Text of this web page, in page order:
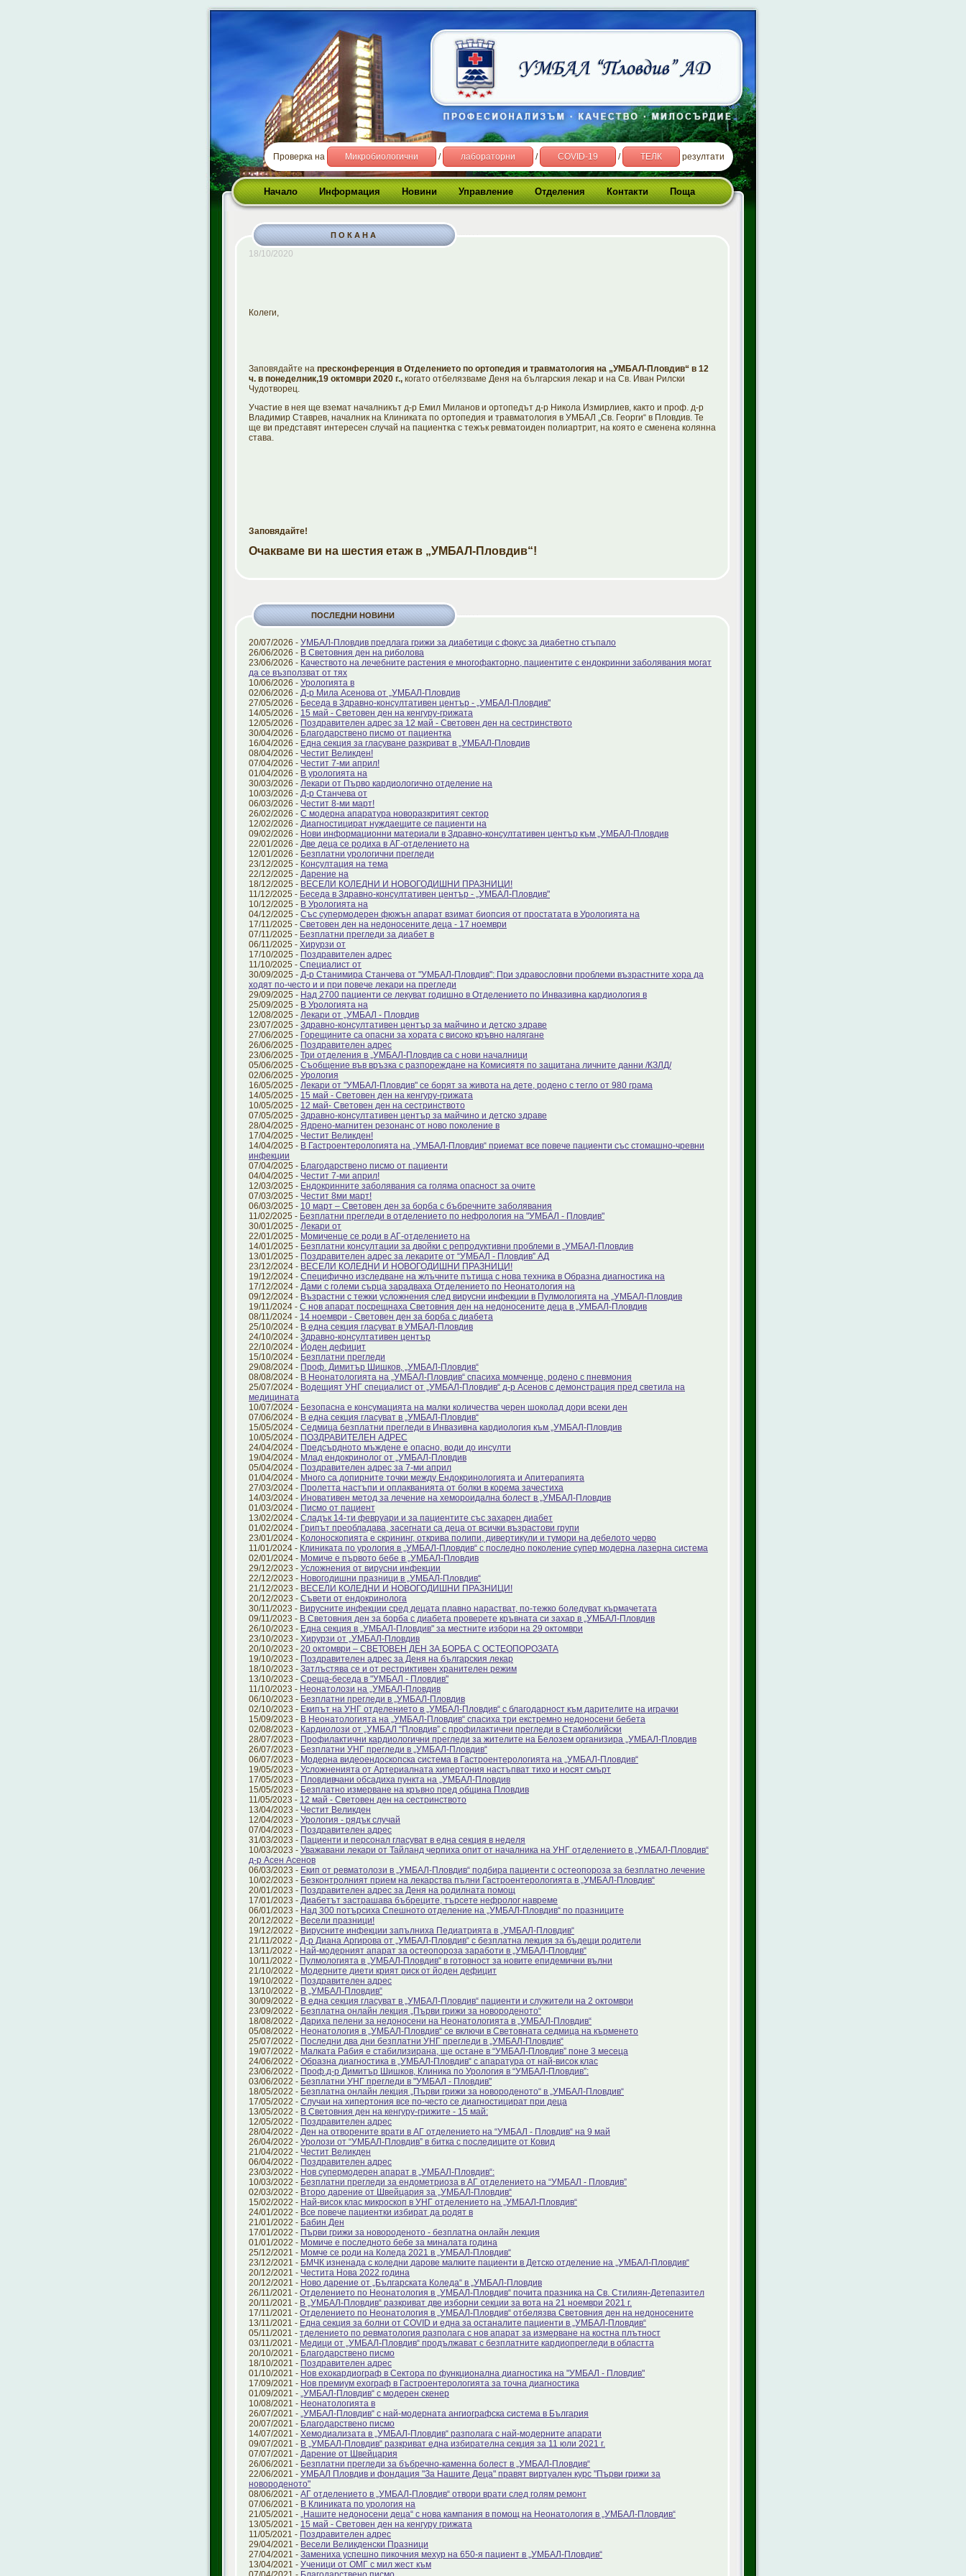
Проверка на Микробиологични / лабораторни / COVID-19 / ТЕЛК резултати
Начало Информация Новини Управление Отделения Контакти Поща
П О К А Н А
18/10/2020
Колеги,
Заповядайте на пресконференция в Отделението по ортопедия и травматология на „УМБАЛ-Пловдив“ в 12
ч. в понеделник,19 октомври 2020 г., когато отбелязваме Деня на българския лекар и на Св. Иван Рилски
Чудотворец.
Участие в нея ще вземат началникът д-р Емил Миланов и ортопедът д-р Никола Измирлиев, както и проф. д-р
Владимир Ставрев, началник на Клиниката по ортопедия и травматология в УМБАЛ „Св. Георги“ в Пловдив. Те
ще ви представят интересен случай на пациентка с тежък ревматоиден полиартрит, на която е сменена колянна
става.
Заповядайте!
Очакваме ви на шестия етаж в „УМБАЛ-Пловдив“!
ПОСЛЕДНИ НОВИНИ
20/07/2026 - УМБАЛ-Пловдив предлага грижи за диабетици с фокус за диабетно стъпало
26/06/2026 - В Световния ден на риболова
23/06/2026 - Качеството на лечебните растения е многофакторно, пациентите с ендокринни заболявания могат
да се възползват от тях
10/06/2026 - Урологията в
02/06/2026 - Д-р Мила Асенова от „УМБАЛ-Пловдив
27/05/2026 - Беседа в Здравно-консултативен център - „УМБАЛ-Пловдив"
14/05/2026 - 15 май - Световен ден на кенгуру-грижата
12/05/2026 - Поздравителен адрес за 12 май - Световен ден на сестринството
30/04/2026 - Благодарствено писмо от пациентка
16/04/2026 - Една секция за гласуване разкриват в „УМБАЛ-Пловдив
08/04/2026 - Честит Великден!
07/04/2026 - Честит 7-ми април!
01/04/2026 - В урологията на
30/03/2026 - Лекари от Първо кардиологично отделение на
10/03/2026 - Д-р Станчева от
06/03/2026 - Честит 8-ми март!
26/02/2026 - С модерна апаратура новоразкритият сектор
12/02/2026 - Диагностицират нуждаещите се пациенти на
09/02/2026 - Нови информационни материали в Здравно-консултативен център към „УМБАЛ-Пловдив
22/01/2026 - Две деца се родиха в АГ-отделението на
12/01/2026 - Безплатни урологични прегледи
23/12/2025 - Консултация на тема
22/12/2025 - Дарение на
18/12/2025 - ВЕСЕЛИ КОЛЕДНИ И НОВОГОДИШНИ ПРАЗНИЦИ!
11/12/2025 - Беседа в Здравно-консултативен център - „УМБАЛ-Пловдив"
10/12/2025 - В Урологията на
04/12/2025 - Със супермодерен фюжън апарат взимат биопсия от простатата в Урологията на
17/11/2025 - Световен ден на недоносените деца - 17 ноември
07/11/2025 - Безплатни прегледи за диабет в
06/11/2025 - Хирурзи от
17/10/2025 - Поздравителен адрес
11/10/2025 - Специалист от
30/09/2025 - Д-р Станимира Станчева от "УМБАЛ-Пловдив": При здравословни проблеми възрастните хора да
ходят по-често и и при повече лекари на прегледи
29/09/2025 - Над 2700 пациенти се лекуват годишно в Отделението по Инвазивна кардиология в
25/09/2025 - В Урологията на
12/08/2025 - Лекари от „УМБАЛ - Пловдив
23/07/2025 - Здравно-консултативен център за майчино и детско здраве
27/06/2025 - Горещините са опасни за хората с високо кръвно налягане
26/06/2025 - Поздравителен адрес
23/06/2025 - Три отделения в „УМБАЛ-Пловдив са с нови началници
05/06/2025 - Съобщение във връзка с разпореждане на Комисиятя по защитана личните данни /КЗЛД/
02/06/2025 - Урология
16/05/2025 - Лекари от "УМБАЛ-Пловдив" се борят за живота на дете, родено с тегло от 980 грама
14/05/2025 - 15 май - Световен ден на кенгуру-грижата
10/05/2025 - 12 май- Световен ден на сестринството
07/05/2025 - Здравно-консултативен център за майчино и детско здраве
28/04/2025 - Ядрено-магнитен резонанс от ново поколение в
17/04/2025 - Честит Великден!
14/04/2025 - В Гастроентерологията на „УМБАЛ-Пловдив“ приемат все повече пациенти със стомашно-чревни
инфекции
07/04/2025 - Благодарствено писмо от пациенти
04/04/2025 - Честит 7-ми април!
12/03/2025 - Ендокринните заболявания са голяма опасност за очите
07/03/2025 - Честит 8ми март!
06/03/2025 - 10 март – Световен ден за борба с бъбречните заболявания
11/02/2025 - Безплатни прегледи в отделението по нефрология на "УМБАЛ - Пловдив"
30/01/2025 - Лекари от
22/01/2025 - Момиченце се роди в АГ-отделението на
14/01/2025 - Безплатни консултации за двойки с репродуктивни проблеми в „УМБАЛ-Пловдив
13/01/2025 - Поздравителен адрес за лекарите от “УМБАЛ - Пловдив” АД
23/12/2024 - ВЕСЕЛИ КОЛЕДНИ И НОВОГОДИШНИ ПРАЗНИЦИ!
19/12/2024 - Специфично изследване на жлъчните пътища с нова техника в Образна диагностика на
17/12/2024 - Дами с големи сърца зарадваха Отделението по Неонатология на
09/12/2024 - Възрастни с тежки усложнения след вирусни инфекции в Пулмологията на „УМБАЛ-Пловдив
19/11/2024 - С нов апарат посрещнаха Световния ден на недоносените деца в „УМБАЛ-Пловдив
08/11/2024 - 14 ноември - Световен ден за борба с диабета
25/10/2024 - В една секция гласуват в УМБАЛ-Пловдив
24/10/2024 - Здравно-консултативен център
22/10/2024 - Йоден дефицит
15/10/2024 - Безплатни прегледи
29/08/2024 - Проф. Димитър Шишков, „УМБАЛ-Пловдив“
08/08/2024 - В Неонатологията на „УМБАЛ-Пловдив“ спасиха момченце, родено с пневмония
25/07/2024 - Водещият УНГ специалист от „УМБАЛ-Пловдив“ д-р Асенов с демонстрация пред светила на
медицината
10/07/2024 - Безопасна е консумацията на малки количества черен шоколад дори всеки ден
07/06/2024 - В една секция гласуват в „УМБАЛ-Пловдив“
15/05/2024 - Седмица безплатни прегледи в Инвазивна кардиология към „УМБАЛ-Пловдив
10/05/2024 - ПОЗДРАВИТЕЛЕН АДРЕС
24/04/2024 - Предсърдното мъждене е опасно, води до инсулти
19/04/2024 - Млад ендокринолог от „УМБАЛ-Пловдив
05/04/2024 - Поздравителен адрес за 7-ми април
01/04/2024 - Много са допирните точки между Ендокринологията и Апитерапията
27/03/2024 - Пролетта настъпи и оплакванията от болки в корема зачестиха
14/03/2024 - Иновативен метод за лечение на хемороидална болест в „УМБАЛ-Пловдив
01/03/2024 - Писмо от пациент
13/02/2024 - Сладък 14-ти февруари и за пациентите със захарен диабет
01/02/2024 - Грипът преобладава, засегнати са деца от всички възрастови групи
23/01/2024 - Колоноскопията е скрининг, открива полипи, дивертикули и тумори на дебелото черво
11/01/2024 - Клиниката по урология в „УМБАЛ-Пловдив“ с последно поколение супер модерна лазерна система
02/01/2024 - Момиче е първото бебе в „УМБАЛ-Пловдив
29/12/2023 - Усложнения от вирусни инфекции
22/12/2023 - Новогодишни празници в „УМБАЛ-Пловдив“
21/12/2023 - ВЕСЕЛИ КОЛЕДНИ И НОВОГОДИШНИ ПРАЗНИЦИ!
20/12/2023 - Съвети от ендокринолога
30/11/2023 - Вирусните инфекции сред децата плавно нарастват, по-тежко боледуват кърмачетата
09/11/2023 - В Световния ден за борба с диабета проверете кръвната си захар в „УМБАЛ-Пловдив
26/10/2023 - Една секция в „УМБАЛ-Пловдив" за местните избори на 29 октомври
23/10/2023 - Хирурзи от „УМБАЛ-Пловдив
20/10/2023 - 20 октомври – СВЕТОВЕН ДЕН ЗА БОРБА С ОСТЕОПОРОЗАТА
19/10/2023 - Поздравителен адрес за Деня на българския лекар
18/10/2023 - Затлъстява се и от рестриктивен хранителен режим
13/10/2023 - Среща-беседа в "УМБАЛ - Пловдив"
11/10/2023 - Неонатолози на „УМБАЛ-Пловдив
06/10/2023 - Безплатни прегледи в „УМБАЛ-Пловдив
02/10/2023 - Екипът на УНГ отделението в „УМБАЛ-Пловдив“ с благодарност към дарителите на играчки
15/09/2023 - В Неонатологията на „УМБАЛ-Пловдив“ спасиха три екстремно недоносени бебета
02/08/2023 - Кардиолози от „УМБАЛ “Пловдив” с профилактични прегледи в Стамболийски
28/07/2023 - Профилактични кардиологични прегледи за жителите на Белозем организира „УМБАЛ-Пловдив
26/07/2023 - Безплатни УНГ прегледи в „УМБАЛ-Пловдив“
06/07/2023 - Модерна видеоендоскопска система в Гастроентерологията на „УМБАЛ-Пловдив“
19/05/2023 - Усложненията от Артериалната хипертония настъпват тихо и носят смърт
17/05/2023 - Пловдивчани обсадиха пункта на „УМБАЛ-Пловдив
15/05/2023 - Безплатно измерване на кръвно пред община Пловдив
11/05/2023 - 12 май - Световен ден на сестринството
13/04/2023 - Честит Великден
12/04/2023 - Урология - рядък случай
07/04/2023 - Поздравителен адрес
31/03/2023 - Пациенти и персонал гласуват в една секция в неделя
10/03/2023 - Уважавани лекари от Тайланд черпиха опит от началника на УНГ отделението в „УМБАЛ-Пловдив“
д-р Асен Асенов
06/03/2023 - Екип от ревматолози в „УМБАЛ-Пловдив“ подбира пациенти с остеопороза за безплатно лечение
10/02/2023 - Безконтролният прием на лекарства пълни Гастроентерологията в „УМБАЛ-Пловдив“
20/01/2023 - Поздравителен адрес за Деня на родилната помощ
17/01/2023 - Диабетът застрашава бъбреците, търсете нефролог навреме
06/01/2023 - Над 300 потърсиха Спешното отделение на „УМБАЛ-Пловдив“ по празниците
20/12/2022 - Весели празници!
19/12/2022 - Вирусните инфекции запълниха Педиатрията в „УМБАЛ-Пловдив“
21/11/2022 - Д-р Диана Аргирова от „УМБАЛ-Пловдив“ с безплатна лекция за бъдещи родители
13/11/2022 - Най-модерният апарат за остеопороза заработи в „УМБАЛ-Пловдив“
10/11/2022 - Пулмологията в „УМБАЛ-Пловдив“ в готовност за новите епидемични вълни
21/10/2022 - Модерните диети крият риск от йоден дефицит
19/10/2022 - Поздравителен адрес
13/10/2022 - В „УМБАЛ-Пловдив“
30/09/2022 - В една секция гласуват в „УМБАЛ-Пловдив“ пациенти и служители на 2 октомври
23/09/2022 - Безплатна онлайн лекция „Първи грижи за новороденото“
18/08/2022 - Дариха пелени за недоносени на Неонатологията в „УМБАЛ-Пловдив“
05/08/2022 - Неонатология в „УМБАЛ-Пловдив“ се включи в Световната седмица на кърменето
25/07/2022 - Последни два дни безплатни УНГ прегледи в „УМБАЛ-Пловдив“
19/07/2022 - Малката Рабия е стабилизирана, ще остане в “УМБАЛ-Пловдив” поне 3 месеца
24/06/2022 - Образна диагностика в „УМБАЛ-Пловдив“ с апаратура от най-висок клас
23/06/2022 - Проф.д-р Димитър Шишков, Клиника по Урология в “УМБАЛ-Пловдив”:
03/06/2022 - Безплатни УНГ прегледи в "УМБАЛ - Пловдив"
18/05/2022 - Безплатна онлайн лекция „Първи грижи за новороденото“ в „УМБАЛ-Пловдив“
17/05/2022 - Случаи на хипертония все по-често се диагностицират при деца
13/05/2022 - В Световния ден на кенгуру-грижите - 15 май:
12/05/2022 - Поздравителен адрес
28/04/2022 - Ден на отворените врати в АГ отделението на “УМБАЛ - Пловдив“ на 9 май
26/04/2022 - Уролози от “УМБАЛ-Пловдив” в битка с последиците от Ковид
21/04/2022 - Честит Великден
06/04/2022 - Поздравителен адрес
23/03/2022 - Нов супермодерен апарат в „УМБАЛ-Пловдив“:
10/03/2022 - Безплатни прегледи за ендометриоза в АГ отделението на “УМБАЛ - Пловдив”
02/03/2022 - Второ дарение от Швейцария за „УМБАЛ-Пловдив“
15/02/2022 - Най-висок клас микроскоп в УНГ отделението на „УМБАЛ-Пловдив“
24/01/2022 - Все повече пациентки избират да родят в
21/01/2022 - Бабин Ден
17/01/2022 - Първи грижи за новороденото - безплатна онлайн лекция
01/01/2022 - Момиче е последното бебе за миналата година
25/12/2021 - Момче се роди на Коледа 2021 в „УМБАЛ-Пловдив“
23/12/2021 - БМЧК изненада с коледни дарове малките пациенти в Детско отделение на „УМБАЛ-Пловдив“
20/12/2021 - Честита Нова 2022 година
20/12/2021 - Ново дарение от „Българската Коледа“ в „УМБАЛ-Пловдив
26/11/2021 - Отделението по Неонатология в „УМБАЛ-Пловдив“ почита празника на Св. Стилиян-Детепазител
20/11/2021 - В „УМБАЛ-Пловдив“ разкриват две изборни секции за вота на 21 ноември 2021 г.
17/11/2021 - Отделението по Неонатология в „УМБАЛ-Пловдив“ отбелязва Световния ден на недоносените
13/11/2021 - Една секция за болни от COVID и една за останалите пациенти в „УМБАЛ-Пловдив“
05/11/2021 - тделението по ревматология разполага с нов апарат за измерване на костна плътност
03/11/2021 - Медици от „УМБАЛ-Пловдив“ продължават с безплатните кардиопрегледи в областта
20/10/2021 - Благодарствено писмо
18/10/2021 - Поздравителен адрес
01/10/2021 - Нов ехокардиограф в Сектора по функционална диагностика на "УМБАЛ - Пловдив"
17/09/2021 - Нов премиум ехограф в Гастроентерологията за точна диагностика
01/09/2021 - „УМБАЛ-Пловдив“ с модерен скенер
10/08/2021 - Неонатологията в
26/07/2021 - „УМБАЛ-Пловдив“ с най-модерната ангиографска система в България
20/07/2021 - Благодарствено писмо
14/07/2021 - Хемодиализата в „УМБАЛ-Пловдив“ разполага с най-модерните апарати
09/07/2021 - В „УМБАЛ-Пловдив“ разкриват една избирателна секция за 11 юли 2021 г.
07/07/2021 - Дарение от Швейцария
26/06/2021 - Безплатни прегледи за бъбречно-каменна болест в „УМБАЛ-Пловдив“
22/06/2021 - УМБАЛ Пловдив и фондация "За Нашите Деца" правят виртуален курс "Първи грижи за
новороденото"
08/06/2021 - АГ отделението в „УМБАЛ-Пловдив“ отвори врати след голям ремонт
07/06/2021 - В Клиниката по урология на
21/05/2021 - „Нашите недоносени деца“ с нова кампания в помощ на Неонатология в „УМБАЛ-Пловдив“
13/05/2021 - 15 май - Световен ден на кенгуру грижата
11/05/2021 - Поздравителен адрес
29/04/2021 - Весели Великденски Празници
27/04/2021 - Замениха успешно пикочния мехур на 650-я пациент в „УМБАЛ-Пловдив“
13/04/2021 - Ученици от ОМГ с мил жест към